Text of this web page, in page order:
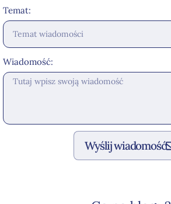
Temat:
Wiadomość:
Wyślij wiadomość